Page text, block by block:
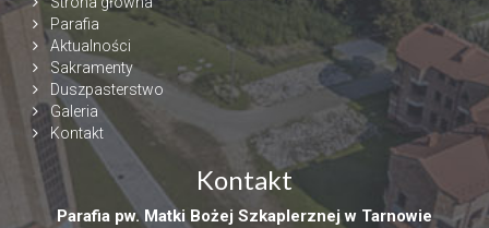
Parafia
Aktualności
Sakramenty
Duszpasterstwo
Galeria
Kontakt
Kontakt
Parafia pw. Matki Bożej Szkaplerznej w Tarnowie